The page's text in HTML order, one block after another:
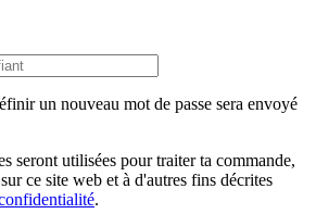
un nouveau mot de passe sera envoyé
seront utilisées pour traiter ta commande,
ce site web et à d'autres fins décrites
.